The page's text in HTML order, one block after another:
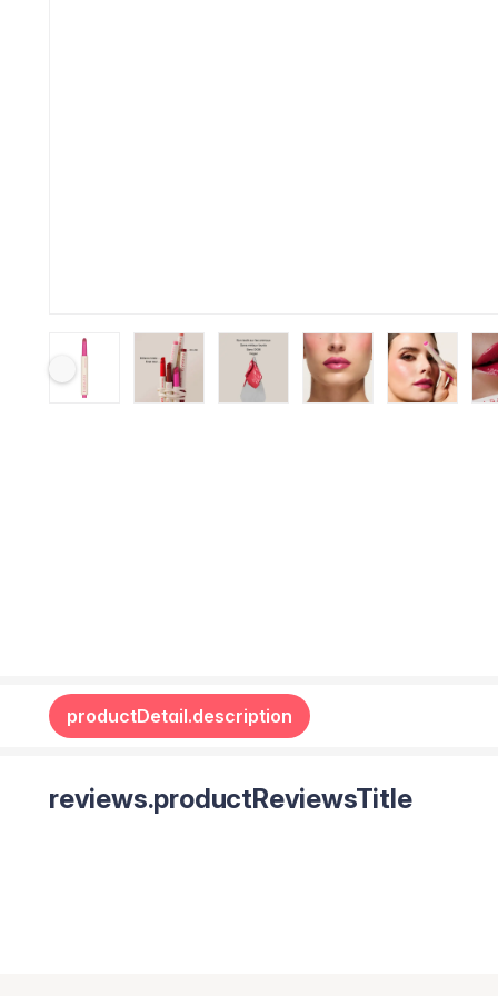
productDetail.description
reviews.productReviewsTitle